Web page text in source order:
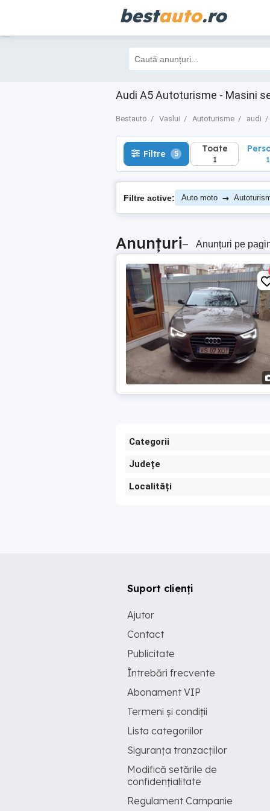
bestauto.ro
Audi A5 Autoturisme - Masini
Bestauto Vaslui Autoturisme audi
Filtre 5 Toate
1
Filtre 5 Toate
1 1
Filtre active: Auto moto →
Anunțuri– Anunțuri pe
Categorii
Județe
Localități
Suport clienți
Ajutor
Contact
Publicitate
Întrebări frecvente
Abonament VIP
Termeni și condiții
Lista categoriilor
Siguranța tranzacțiilor
Modifică setările de
confidențialitate
Regulament Campanie